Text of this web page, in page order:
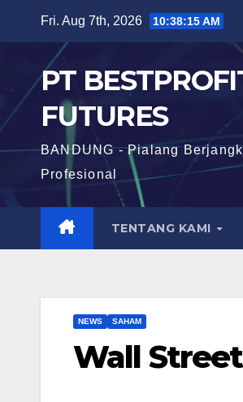
Fri. Aug 7th, 2026 10:38:16 AM
PT
FUTURES
BANDUNG - Pialang
Profesional
TENTANG KAMI
NEWS SAHAM
Wall